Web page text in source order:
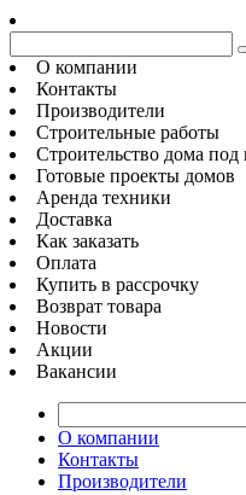
О компании
Контакты
Производители
Строительные работы
Строительство дома под
Готовые проекты домов
Аренда техники
Доставка
Как заказать
Оплата
Купить в рассрочку
Возврат товара
Новости
Акции
Вакансии
О компании
Контакты
Производители